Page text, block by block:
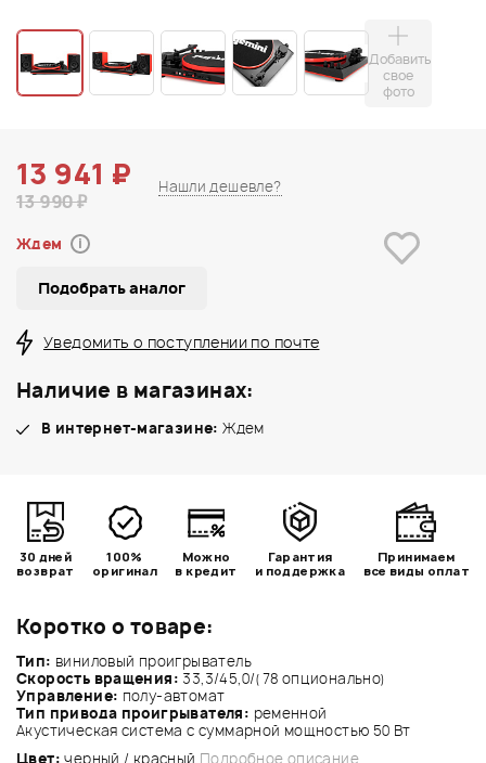
Добавить
свое
фото
Коротко о товаре:
Тип: виниловый проигрыватель
Скорость вращения: 33,3/45,0/(78 опционально)
Управление: полу-автомат
Тип привода проигрывателя: ременной
Акустическая система с суммарной мощностью 50 Вт
Цвет: черный / красный Подробное описание
13 941 ₽
13 990 ₽
Нашли дешевле?
Ждем i
Подобрать аналог
Уведомить о поступлении по почте
Наличие в магазинах:
В интернет-магазине: Ждем
30 дней
возврат
100%
оригинал
Можно
в кредит
Гарантия
и поддержка
Принимаем
все виды оплат